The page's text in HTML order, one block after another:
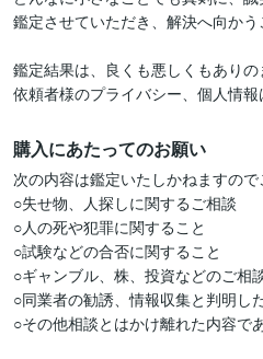
鑑定させていただき、解決へ向かう
鑑定結果は、良くも悪しくもありの
購入にあたってのお願い
次の内容は鑑定いたしかねますので
○失せ物、人探しに関するご相談
○人の死や犯罪に関すること
○試験などの合否に関すること
○ギャンブル、株、投資などのご相
○同業者の勧誘、情報収集と判明し
○その他相談とはかけ離れた内容で